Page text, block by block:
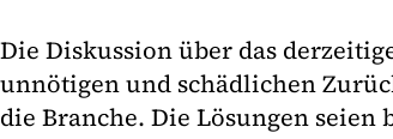
Die Diskussion über das
unnötigen und schädlichen
die Branche. Die Lösungen